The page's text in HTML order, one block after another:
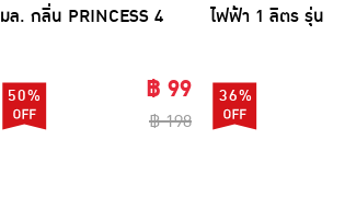
มล. กลิ่น PRINCESS 4
PRINCESS 5 (ผู้หญิงเซ็กซี่)
50% ฿ 99
฿ 198
ไฟฟ้า 1 ลิตร รุ่น
36%